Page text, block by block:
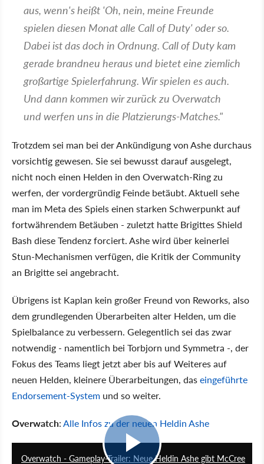
aus, wenn's heißt 'Oh, nein, meine Freunde
spielen diesen Monat alle Call of Duty' oder so.
Dabei ist das doch in Ordnung. Call of Duty kam
gerade brandneu heraus und bietet eine ziemlich
großartige Spielerfahrung. Wir spielen es auch.
Und dann kommen wir zurück zu Overwatch
und werfen uns in die Platzierungs-Matches."
Trotzdem sei man bei der Ankündigung von Ashe durchaus
vorsichtig gewesen. Sie sei bewusst darauf ausgelegt,
nicht noch einen Helden in den Overwatch-Ring zu
werfen, der vordergründig Feinde betäubt. Aktuell sehe
man im Meta des Spiels einen starken Schwerpunkt auf
fortwährendem Betäuben - zuletzt hatte Brigittes Shield
Bash diese Tendenz forciert. Ashe wird über keinerlei
Stun-Mechanismen verfügen, die Kritik der Community
an Brigitte sei angebracht.
Übrigens ist Kaplan kein großer Freund von Reworks, also
dem grundlegenden Überarbeiten alter Helden, um die
Spielbalance zu verbessern. Gelegentlich sei das zwar
notwendig - namentlich bei Torbjorn und Symmetra -, der
Fokus des Teams liegt jetzt aber bis auf Weiteres auf
neuen Helden, kleinere Überarbeitungen, daseingeführte
Endorsement-System und so weiter.
Overwatch:Alle Infos zu der neuen Heldin Ashe
Overwatch - Gameplay-Trailer: Neue Heldin Ashe gibt McCree